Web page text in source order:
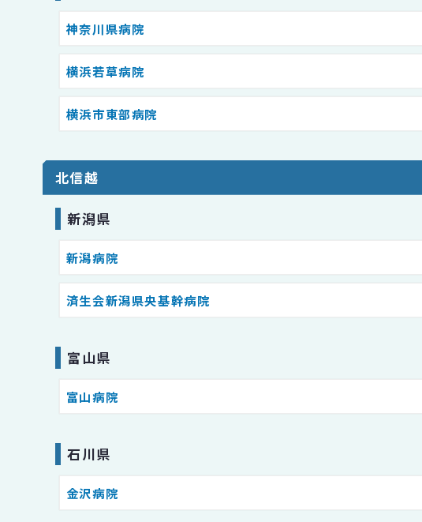
神奈川県病院
横浜若草病院
横浜市東部病院
北信越
新潟県
新潟病院
済生会新潟県央基幹病院
富山県
富山病院
石川県
金沢病院